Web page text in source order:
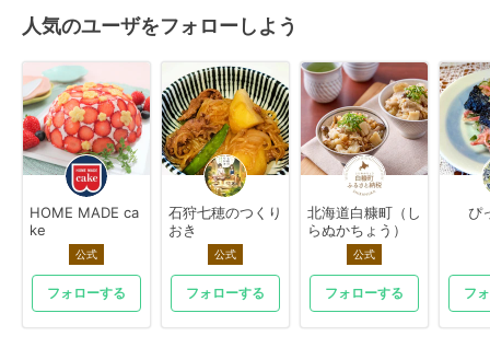
人気のユーザをフォローしよう
HOME MADE ca
ke
公式
フォローする
石狩七穂のつくり
おき
公式
フォローする
北海道白糠町（し
らぬかちょう）
公式
フォローする
ぴ
フ